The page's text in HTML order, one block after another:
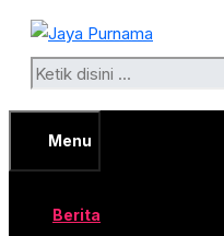
Langsung
Search
Menu
Berita